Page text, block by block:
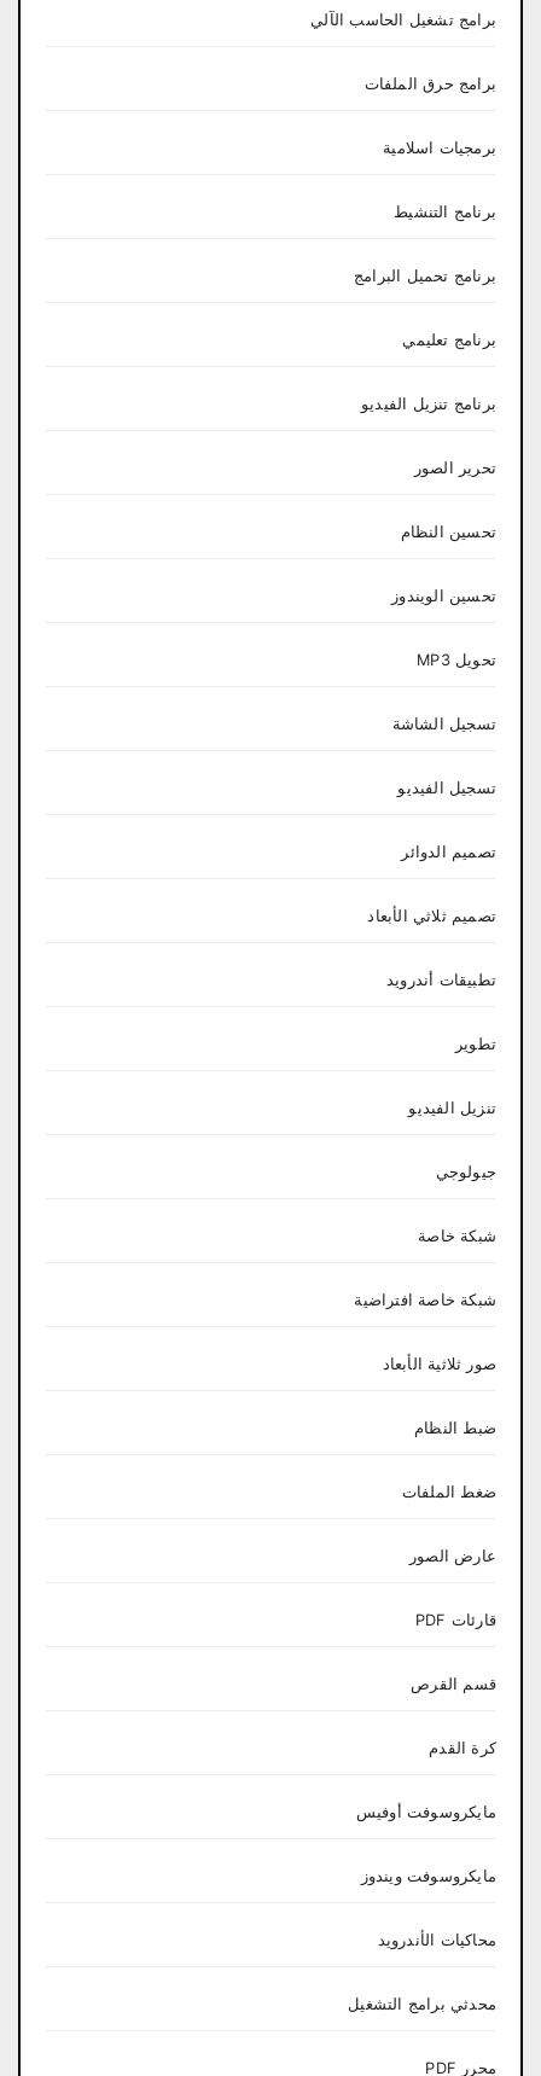
برامج تشغيل الحاسب الآلي
برامج حرق الملفات
برمجيات اسلامية
برنامج التنشيط
برنامج تحميل البرامج
برنامج تعليمي
برنامج تنزيل الفيديو
تحرير الصور
تحسين النظام
تحسين الويندوز
تحويل MP3
تسجيل الشاشة
تسجيل الفيديو
تصميم الدوائر
تصميم ثلاثي الأبعاد
تطبيقات أندرويد
تطوير
تنزيل الفيديو
جيولوجي
شبكة خاصة
شبكة خاصة افتراضية
صور ثلاثية الأبعاد
ضبط النظام
ضغط الملفات
عارض الصور
قارئات PDF
قسم القرص
كرة القدم
مايكروسوفت أوفيس
مايكروسوفت ويندوز
محاكيات الأندرويد
محدثي برامج التشغيل
محرر PDF